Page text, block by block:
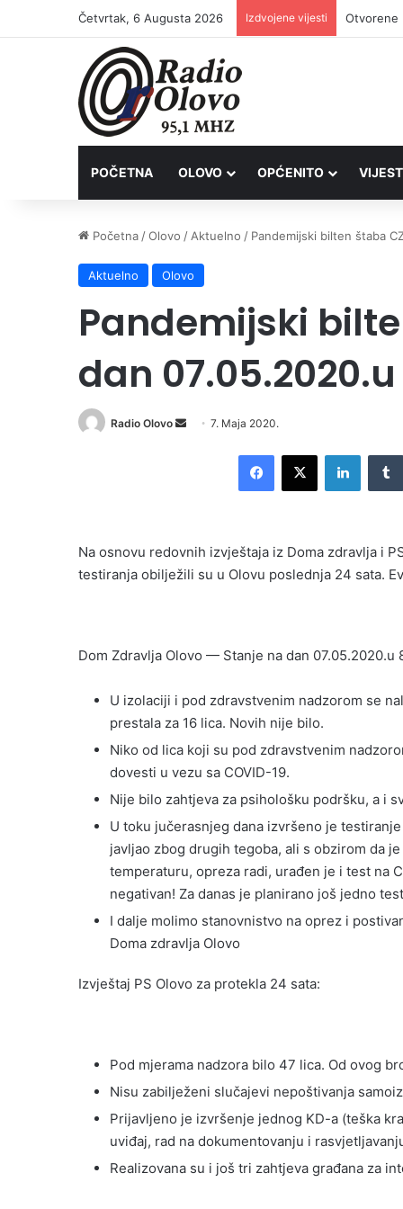
Četvrtak, 6 Augusta 2026 Izdvojene vijesti
POČETNA OLOVO OPĆENITO
Početna /Olovo / Aktuelno / Pandemijski bilten štaba
Aktuelno Olovo
Pandemijski
dan
Radio Olovo
Send7. Maja 2020.
Facebook
X LinkedIn
Na osnovu redovnih izvještaja iz Doma zdravlja i
testiranja obilježili su u Olovu poslednja 24 sata.
Dom Zdravlja Olovo — Stanje na dan 07.05.2020.u
U izolaciji i pod zdravstvenim nadzorom se
prestala za 16 lica. Novih nije bilo.
Niko od lica koji su pod zdravstvenim
dovesti u vezu sa COVID-19.
Nije bilo zahtjeva za psihološku podršku, a i
U toku jučerasnjeg dana izvršeno je
javljao zbog drugih tegoba, ali s obzirom da
temperaturu, opreza radi, urađen je i test na
negativan! Za danas je planirano još jedno
I dalje molimo stanovnistvo na oprez i
Doma zdravlja Olovo
Izvještaj PS Olovo za protekla 24 sata:
Pod mjerama nadzora bilo 47 lica. Od ovog
Nisu zabilježeni slučajevi nepoštivanja
Prijavljeno je izvršenje jednog KD-a (teška
uviđaj, rad na dokumentovanju i
Realizovana su i još tri zahtjeva građana za